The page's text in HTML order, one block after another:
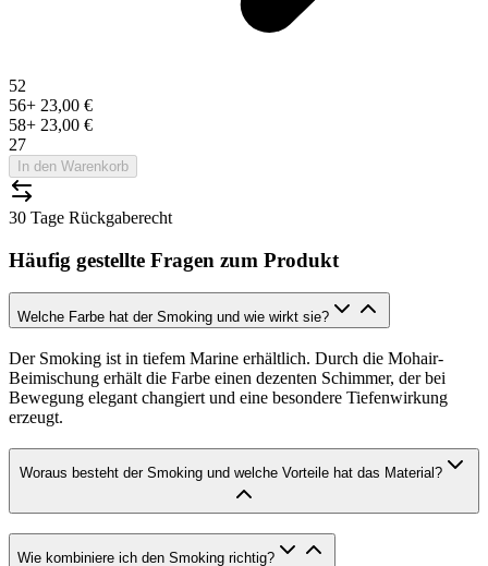
52
56+ 23,00 €
58+ 23,00 €
27
In den Warenkorb
30 Tage Rückgaberecht
Häufig gestellte Fragen zum Produkt
Welche Farbe hat der Smoking und wie wirkt sie?
Der Smoking ist in tiefem Marine erhältlich. Durch die Mohair-
Beimischung erhält die Farbe einen dezenten Schimmer, der bei
Bewegung elegant changiert und eine besondere Tiefenwirkung
erzeugt.
Woraus besteht der Smoking und welche Vorteile hat das Material?
Wie kombiniere ich den Smoking richtig?